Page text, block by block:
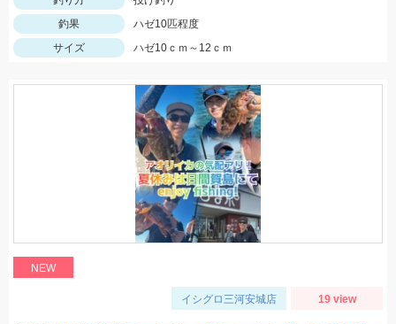
釣果
ハゼ10匹程度
サイズ
ハゼ10ｃｍ～12ｃｍ
NEW
イシグロ三河安城店 19 view